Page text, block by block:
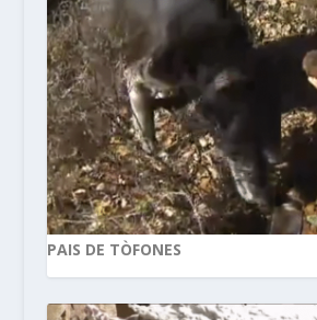
PAIS DE TÒFONES